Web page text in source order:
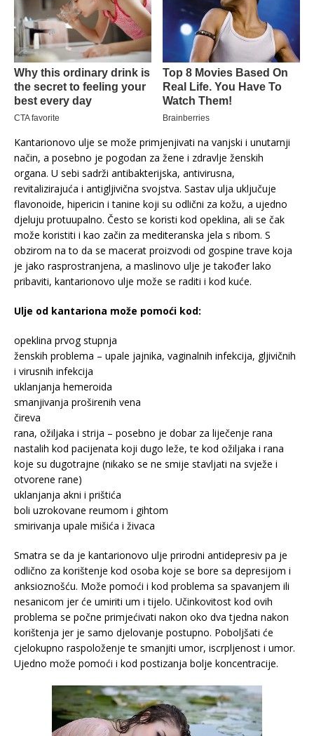
Kantarionovo ulje se može primjenjivati na vanjski i unutarnji
način, a posebno je pogodan za žene i zdravlje ženskih
organa. U sebi sadrži antibakterijska, antivirusna,
revitalizirajuća i antigljivična svojstva. Sastav ulja uključuje
flavonoide, hipericin i tanine koji su odlični za kožu, a ujedno
djeluju protuupalno. Često se koristi kod opeklina, ali se čak
može koristiti i kao začin za mediteranska jela s ribom. S
obzirom na to da se macerat proizvodi od gospine trave koja
je jako rasprostranjena, a maslinovo ulje je također lako
pribaviti, kantarionovo ulje može se raditi i kod kuće.
Ulje od kantariona može pomoći kod:
opeklina prvog stupnja
ženskih problema – upale jajnika, vaginalnih infekcija, gljivičnih
i virusnih infekcija
uklanjanja hemeroida
smanjivanja proširenih vena
čireva
rana, ožiljaka i strija – posebno je dobar za liječenje rana
nastalih kod pacijenata koji dugo leže, te kod ožiljaka i rana
koje su dugotrajne (nikako se ne smije stavljati na svježe i
otvorene rane)
uklanjanja akni i prištića
boli uzrokovane reumom i gihtom
smirivanja upale mišića i živaca
Smatra se da je kantarionovo ulje prirodni antidepresiv pa je
odlično za korištenje kod osoba koje se bore sa depresijom i
anksioznošću. Može pomoći i kod problema sa spavanjem ili
nesanicom jer će umiriti um i tijelo. Učinkovitost kod ovih
problema se počne primjećivati nakon oko dva tjedna nakon
korištenja jer je samo djelovanje postupno. Poboljšati će
cjelokupno raspoloženje te smanjiti umor, iscrpljenost i umor.
Ujedno može pomoći i kod postizanja bolje koncentracije.